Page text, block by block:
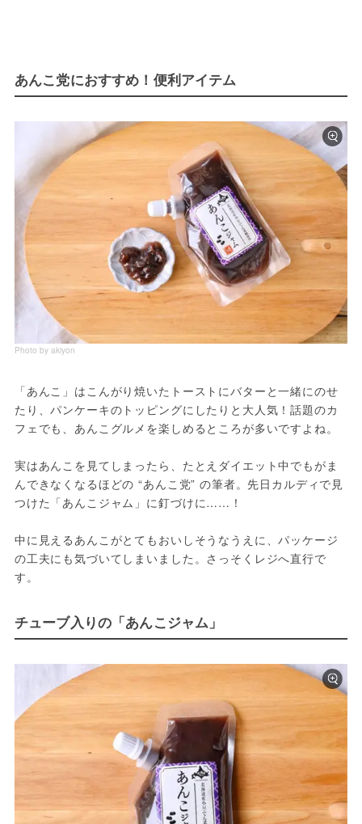
あんこ党におすすめ！便利アイテム
Photo by akiyon
「あんこ」はこんがり焼いたトーストにバターと一緒にのせ
たり、パンケーキのトッピングにしたりと大人気！話題のカ
フェでも、あんこグルメを楽しめるところが多いですよね。
実はあんこを見てしまったら、たとえダイエット中でもがま
んできなくなるほどの “あんこ党” の筆者。先日カルディで見
つけた「あんこジャム」に釘づけに……！
中に見えるあんこがとてもおいしそうなうえに、パッケージ
の工夫にも気づいてしまいました。さっそくレジへ直行で
す。
チューブ入りの「あんこジャム」